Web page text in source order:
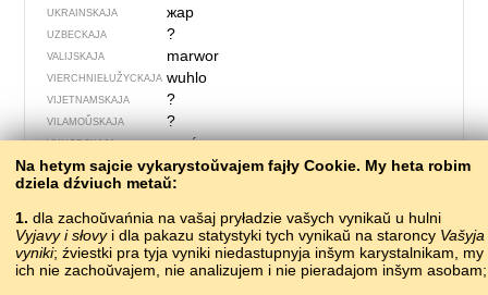
UKRAINSKAJA жар
UZBECKAJA ?
VALIJSKAJA marwor
VIERCHNIE­ŁUŽYCKAJA wuhlo
VIJETNAMSKAJA ?
VILAMOŬSKAJA ?
VUHORSKAJA parázs
Na hetym sajcie vykarystoŭvajem fajły Cookie. My heta robim
dziela dźviuch metaŭ:
1. dla zachoŭvańnia na vašaj pryładzie vašych vynikaŭ u hulni
Vyjavy i słovyi dla pakazu statystyki tych vynikaŭ na staroncy Vašyja
vyniki; źviestki pra tyja vyniki niedastupnyja inšym karystalnikam, my
ich nie zachoŭvajem, nie analizujem i nie pieradajom inšym asobam;